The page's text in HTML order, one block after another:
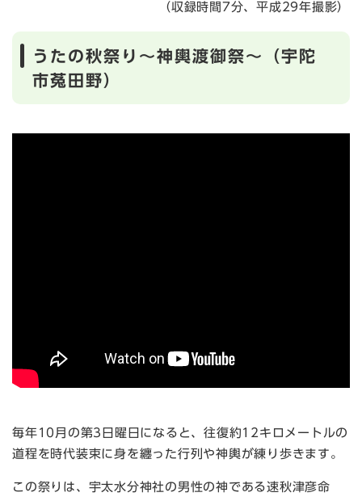
（収録時間7分、平成29年撮影）
うたの秋祭り～神輿渡御祭～（宇陀
市菟田野）
毎年10月の第3日曜日になると、往復約12キロメートルの
道程を時代装束に身を纏った行列や神輿が練り歩きます。
この祭りは、宇太水分神社の男性の神である速秋津彦命